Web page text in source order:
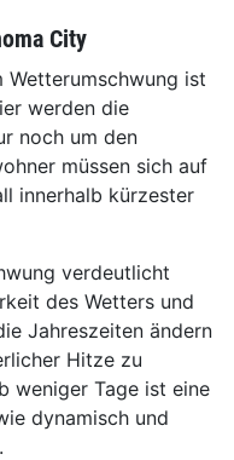
City
Wetterumschwung ist
werden die
noch um den
müssen sich auf
innerhalb kürzester
verdeutlicht
des Wetters und
Jahreszeiten ändern
Hitze zu
weniger Tage ist eine
dynamisch und